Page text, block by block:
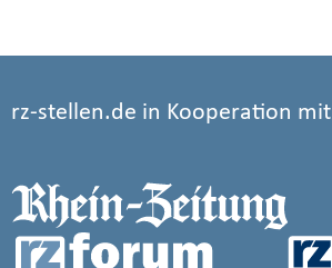
rz-stellen.de in Kooperation mit